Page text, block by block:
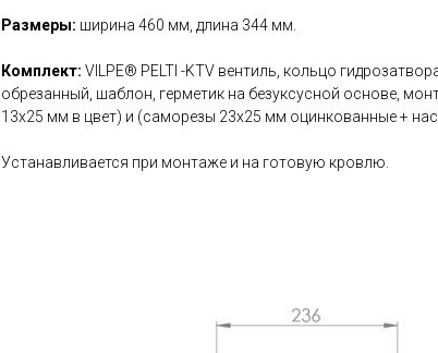
Размеры: ширина 460 мм, длина 344 мм.
Комплект: VILPE® PELTI -KTV вентиль, кольцо
обрезанный, шаблон, герметик на безуксусной основе,
13x25 мм в цвет) и (саморезы 23x25 мм оцинкованные +
Устанавливается при монтаже и на готовую кровлю.